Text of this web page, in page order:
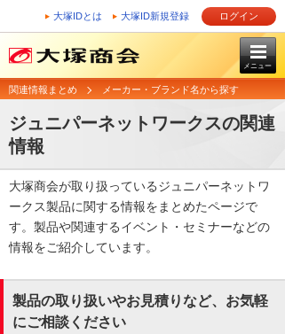
大塚IDとは 大塚ID新規登録 ログイン
メニュー
関連情報まとめ メーカー・ブランド名から探す
ジュニパーネットワークスの関連
情報
大塚商会が取り扱っているジュニパーネットワ
ークス製品に関する情報をまとめたページで
す。製品や関連するイベント・セミナーなどの
情報をご紹介しています。
製品の取り扱いやお見積りなど、お気軽
にご相談ください